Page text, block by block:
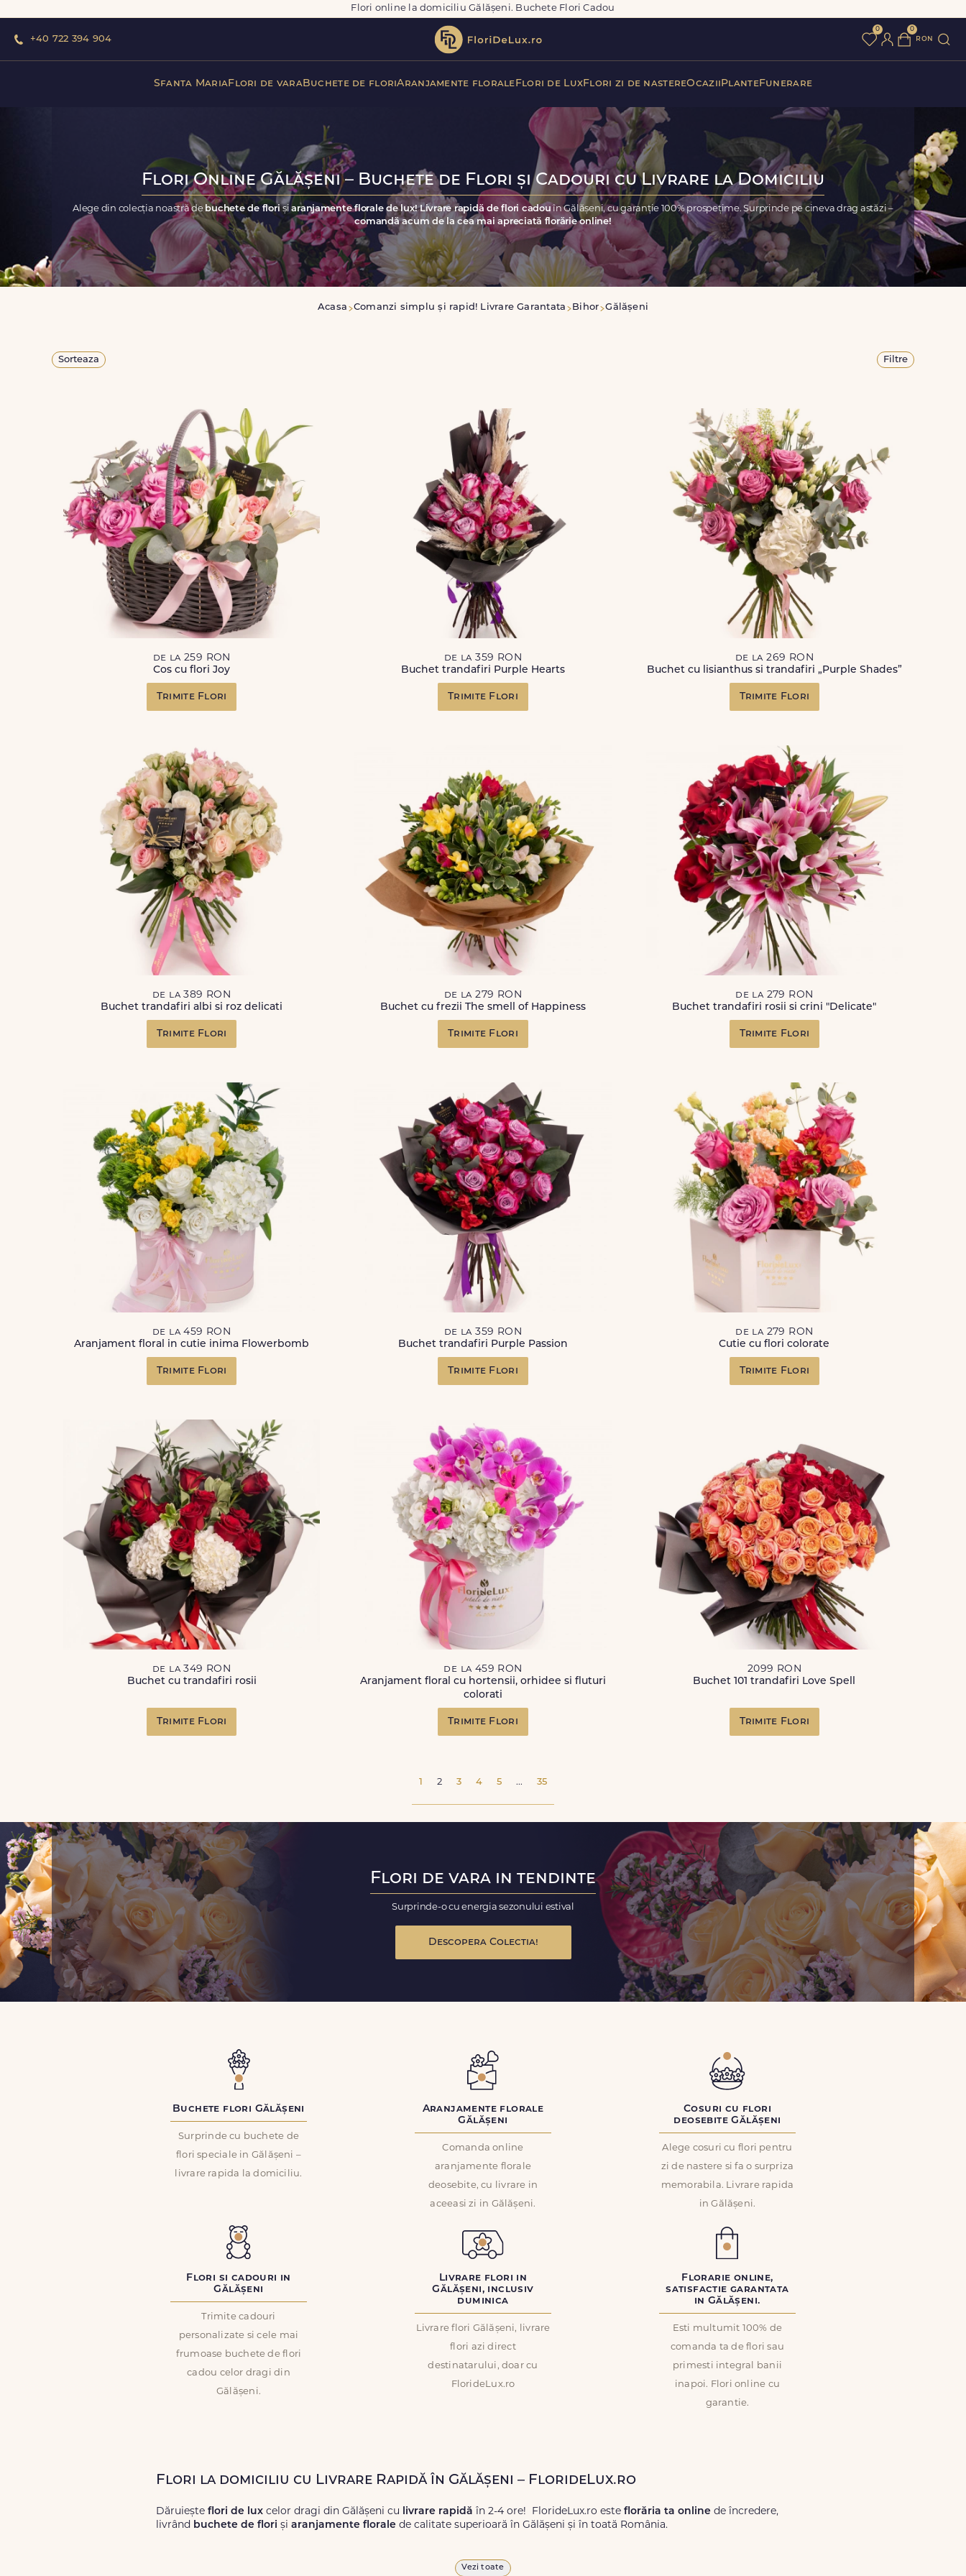
Flori online la domiciliu Gălășeni. Buchete Flori Cadou
+40 722 394 904
0 0
ron
Sfanta MariaFlori de varaBuchete de floriAranjamente florale Flori de LuxFlori zi de nastereOcazii PlanteFunerare
Flori Online Gălășeni – Buchete de Flori și Cadouri cu Livrare la Domiciliu
Alege din colecția noastră de buchete de florișiaranjamente florale de lux! Livrare rapidă de flori cadou în Gălășeni, cu garanție 100% prospețime. Surprinde pe cineva drag astăzi –
comandă acum de la cea mai apreciată florărie online!
Acasa Comanzi simplu și rapid! Livrare Garantata Bihor Gălășeni
Sorteaza Filtre
de la 259 RON
Cos cu flori Joy
Trimite Flori
de la 359 RON
Buchet trandafiri Purple Hearts
Trimite Flori
de la 269 RON
Buchet cu lisianthus si trandafiri „Purple Shades”
Trimite Flori
de la 389 RON
Buchet trandafiri albi si roz delicati
Trimite Flori
de la 279 RON
Buchet cu frezii The smell of Happiness
Trimite Flori
de la 279 RON
Buchet trandafiri rosii si crini "Delicate"
Trimite Flori
de la 459 RON
Aranjament floral in cutie inima Flowerbomb
Trimite Flori
de la 359 RON
Buchet trandafiri Purple Passion
Trimite Flori
de la 279 RON
Cutie cu flori colorate
Trimite Flori
de la 349 RON
Buchet cu trandafiri rosii
Trimite Flori
de la 459 RON
Aranjament floral cu hortensii, orhidee si fluturi
colorati
Trimite Flori
2099 RON
Buchet 101 trandafiri Love Spell
Trimite Flori
1 2 3 4 5 ... 35
Flori de vara in tendinte
Surprinde-o cu energia sezonului estival
Descopera Colectia!
Buchete flori Gălășeni
Surprinde cu buchete de
flori speciale in Gălășeni –
livrare rapida la domiciliu.
Aranjamente florale
Gălășeni
Comanda online
aranjamente florale
deosebite, cu livrare in
aceeasi zi in Gălășeni.
Cosuri cu flori
deosebite Gălășeni
Alege cosuri cu flori pentru
zi de nastere si fa o surpriza
memorabila. Livrare rapida
in Gălășeni.
Flori si cadouri in
Gălășeni
Trimite cadouri
personalizate si cele mai
frumoase buchete de flori
cadou celor dragi din
Gălășeni.
Livrare flori in
Gălășeni, inclusiv
duminica
Livrare flori Gălășeni, livrare
flori azi direct
destinatarului, doar cu
FlorideLux.ro
Florarie online,
satisfactie garantata
in Gălășeni.
Esti multumit 100% de
comanda ta de flori sau
primesti integral banii
inapoi. Flori online cu
garantie.
Flori la domiciliu cu Livrare Rapidă în Gălășeni – FlorideLux.ro
Dăruiește flori de lux celor dragi din Gălășeni cu livrare rapidă în 2-4 ore! FlorideLux.ro este florăria ta online de încredere,
livrând buchete de flori și aranjamente florale de calitate superioară în Gălășeni și în toată România.
Vezi toate